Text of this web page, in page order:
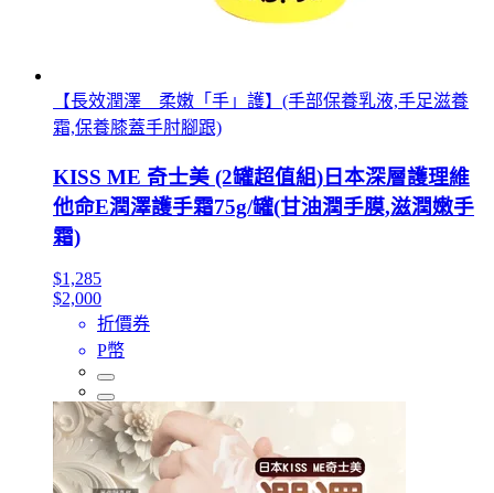
【長效潤澤 柔嫩「手」護】(手部保養乳液,手足滋養
霜,保養膝蓋手肘腳跟)
KISS ME 奇士美 (2罐超值組)日本深層護理維
他命E潤澤護手霜75g/罐(甘油潤手膜,滋潤嫩手
霜)
$1,285
$2,000
折價券
P幣